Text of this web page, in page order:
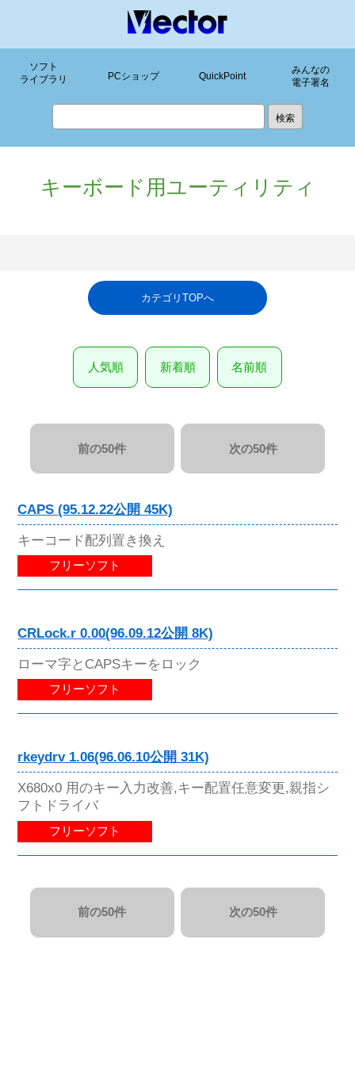
ソフト
ライブラリ
PCショップ QuickPoint
みんなの
電子署名
キーボード用ユーティリティ
カテゴリTOPへ
人気順 新着順 名前順
前の50件 次の50件
CAPS (95.12.22公開 45K)
キーコード配列置き換え
フリーソフト
CRLock.r 0.00(96.09.12公開 8K)
ローマ字とCAPSキーをロック
フリーソフト
rkeydrv 1.06(96.06.10公開 31K)
X680x0 用のキー入力改善,キー配置任意変更,親指シ
フトドライバ
フリーソフト
前の50件 次の50件